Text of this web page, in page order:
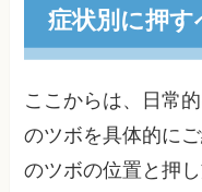
症状別に押
ここからは、日常
のツボを具体的に
のツボの位置と押